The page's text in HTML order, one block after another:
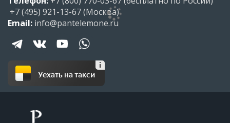
+7 (495) 921-13-67(Москва)
Email: info@pantelemone.ru
Уехать на такси